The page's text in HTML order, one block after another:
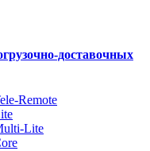
доставочных
Remote
Lite